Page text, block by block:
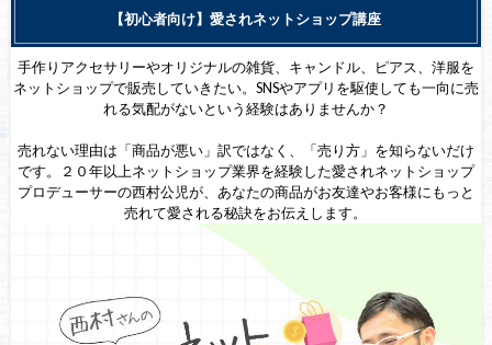
【初心者向け】愛されネットショップ講座
手作りアクセサリーやオリジナルの雑貨、キャンドル、ピアス、洋服を
ネットショップで販売していきたい。SNSやアプリを駆使しても一向に売
れる気配がないという経験はありませんか？
売れない理由は「商品が悪い」訳ではなく、「売り方」を知らないだけ
です。２０年以上ネットショップ業界を経験した愛されネットショップ
プロデューサーの西村公児が、あなたの商品がお友達やお客様にもっと
売れて愛される秘訣をお伝えします。